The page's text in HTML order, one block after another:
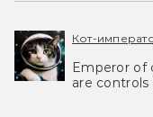
Кот-
Emperor of
are controls